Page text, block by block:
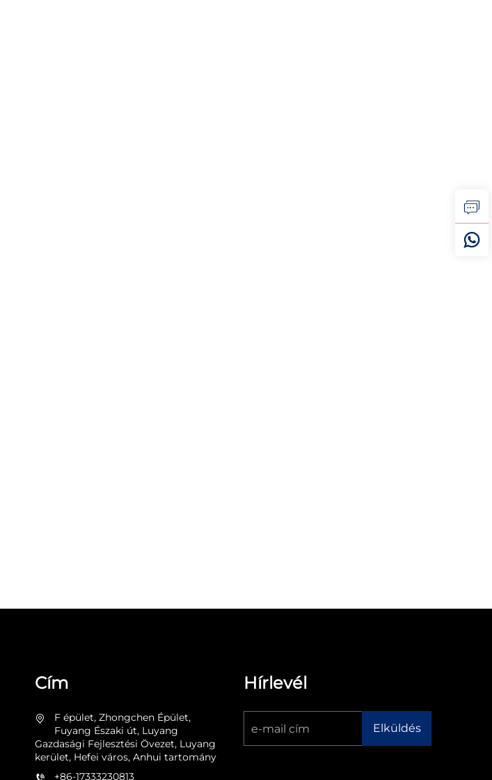
Cím
F épület, Zhongchen Épület,
Fuyang Északi út, Luyang
Gazdasági Fejlesztési Övezet, Luyang
kerület, Hefei város, Anhui tartomány
+86-17333230813
Hírlevél
Elküldés